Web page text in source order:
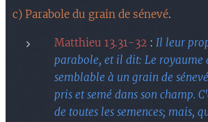
c) Parabole du grain de sénevé.
Matthieu 13.31-32 : Il leur
parabole, et il dit: Le royaume
semblable à un grain de
pris et semé dans son champ.
de toutes les semences; mais,